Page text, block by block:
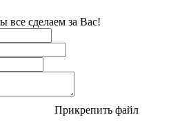
все сделаем за Вас!
Прикрепить файл